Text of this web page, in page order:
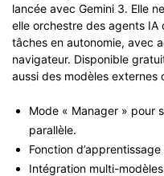
lancée avec Gemini 3. Elle
elle orchestre des agents
tâches en autonomie, avec
navigateur. Disponible
aussi des modèles externes
Mode « Manager » pour
parallèle.
Fonction
Intégration multi-